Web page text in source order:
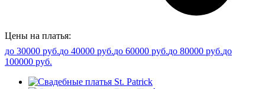
Цены на платья:
до 30000 руб.до 40000 руб.до 60000 руб.до 80000 руб.до
100000 руб.